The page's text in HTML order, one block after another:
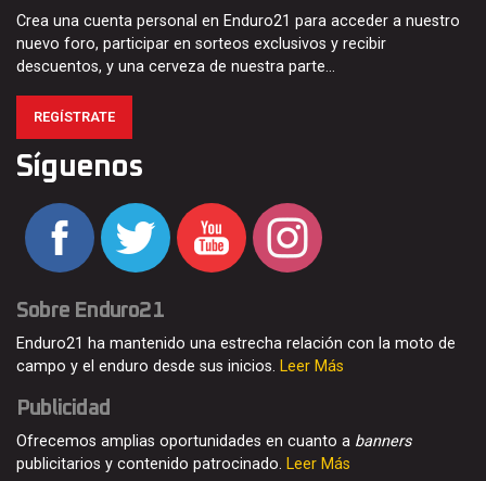
Crea una cuenta personal en Enduro21 para acceder a nuestro
nuevo foro, participar en sorteos exclusivos y recibir
descuentos, y una cerveza de nuestra parte…
REGÍSTRATE
Síguenos
Sobre Enduro21
Enduro21 ha mantenido una estrecha relación con la moto de
campo y el enduro desde sus inicios. Leer Más
Publicidad
Ofrecemos amplias oportunidades en cuanto a banners
publicitarios y contenido patrocinado. Leer Más